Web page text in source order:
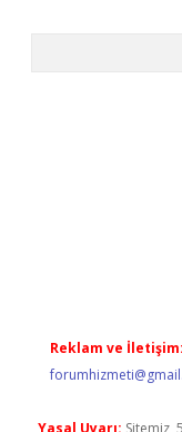
Reklam ve İletişim:
Yasal Uyarı: Sitemiz,